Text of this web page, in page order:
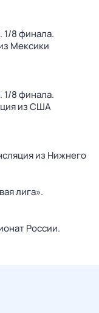
8 финала.
Мексики
8 финала.
из США
из Нижнего
лига».
России.